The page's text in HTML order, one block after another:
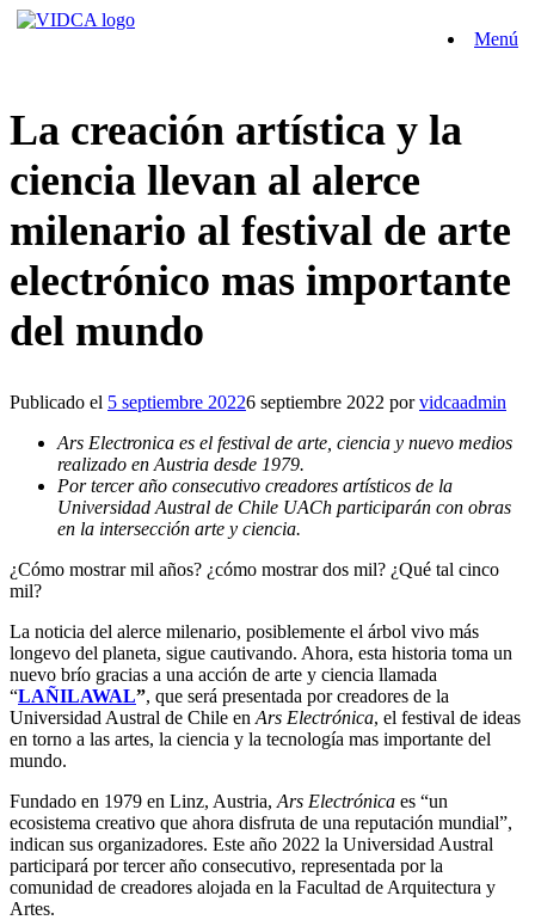
Saltar
Menú
La creación artística y la
ciencia llevan al alerce
milenario al festival de arte
electrónico mas importante
del mundo
Publicado el 5 septiembre 20226 septiembre 2022 porvidcaadmin
Ars Electronica es el festival de arte, ciencia y nuevo medios
realizado en Austria desde 1979.
Por tercer año consecutivo creadores artísticos de la
Universidad Austral de Chile UACh participarán con obras
en la intersección arte y ciencia.
¿Cómo mostrar mil años? ¿cómo mostrar dos mil? ¿Qué tal cinco
mil?
La noticia del alerce milenario, posiblemente el árbol vivo más
longevo del planeta, sigue cautivando. Ahora, esta historia toma un
nuevo brío gracias a una acción de arte y ciencia llamada
“LAÑILAWAL”, que será presentada por creadores de la
Universidad Austral de Chile en Ars Electrónica, el festival de ideas
en torno a las artes, la ciencia y la tecnología mas importante del
mundo.
Fundado en 1979 en Linz, Austria, Ars Electrónica es “un
ecosistema creativo que ahora disfruta de una reputación mundial”,
indican sus organizadores. Este año 2022 la Universidad Austral
participará por tercer año consecutivo, representada por la
comunidad de creadores alojada en la Facultad de Arquitectura y
Artes.